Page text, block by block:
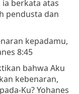
berkata atas
pendusta dan
kepadamu,
8:45
bahwa Aku
kebenaran,
Ku? Yohanes